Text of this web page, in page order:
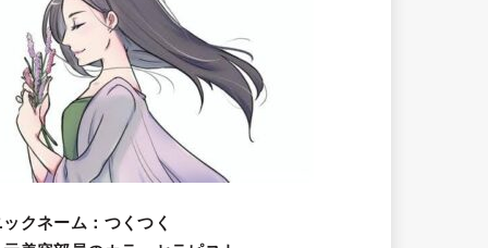
ックネーム ：つくつく